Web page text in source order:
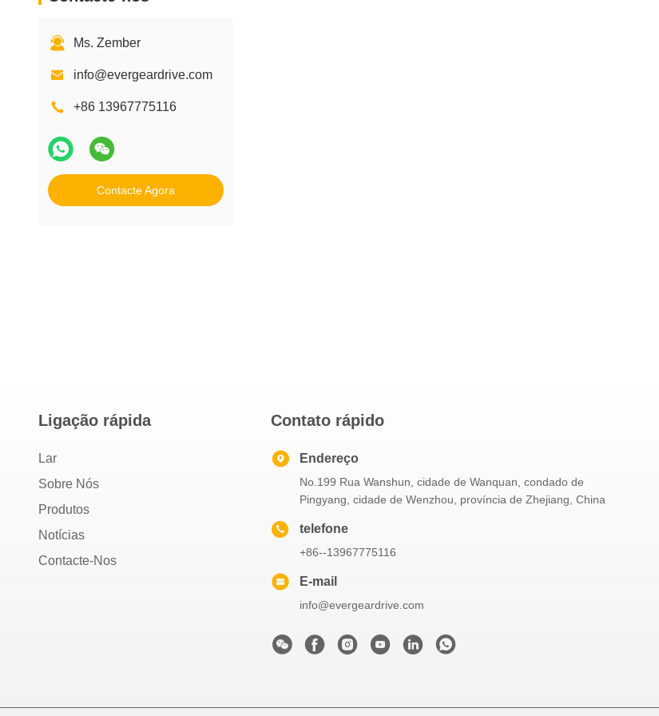
Ms. Zember
info@evergeardrive.com
+86 13967775116
Contacte Agora
Ligação rápida
Lar
Sobre Nós
Produtos
Notícias
Contacte-Nos
Contato rápido
Endereço
No.199 Rua Wanshun, cidade de Wanquan, condado de
Pingyang, cidade de Wenzhou, província de Zhejiang, China
telefone
+86--13967775116
E-mail
info@evergeardrive.com